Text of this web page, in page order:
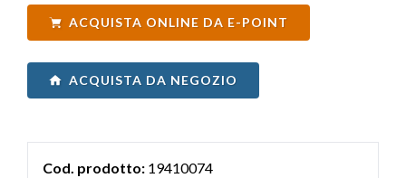
ACQUISTA ONLINE DA E-POINT
ACQUISTA DA NEGOZIO
Cod. prodotto: 19410074